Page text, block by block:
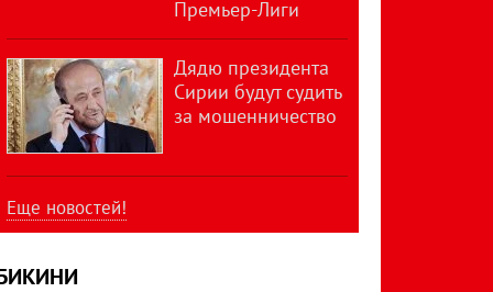
Премьер-Лиги
Дядю президента
Сирии будут судить
за мошенничество
Еще новостей!